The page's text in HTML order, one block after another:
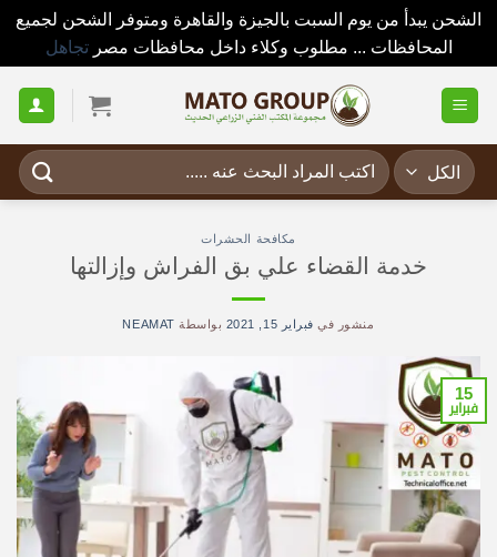
الشحن يبدأ من يوم السبت بالجيزة والقاهرة ومتوفر الشحن لجميع
المحافظات ... مطلوب وكلاء داخل محافظات مصرتجاهل
للمحتوى
البحث
عن:
مكافحة الحشرات
خدمة القضاء علي بق الفراش وإزالتها
منشور في فبراير 15, 2021 بواسطة NEAMAT
15
فبراير